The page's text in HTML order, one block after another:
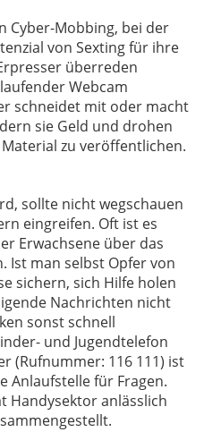
Cyber-Mobbing, bei der
von Sexting für ihre
überreden
Webcam
schneidet mit oder macht
sie Geld und drohen
zu veröffentlichen.
sollte nicht wegschauen
eingreifen. Oft ist es
Erwachsene über das
Ist man selbst Opfer von
sichern, sich Hilfe holen
Nachrichten nicht
sonst schnell
und Jugendtelefon
(Rufnummer: 116 111) ist
Anlaufstelle für Fragen.
Handysektor anlässlich